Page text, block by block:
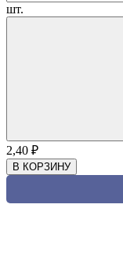
шт.
2,40 ₽
В КОРЗИНУ